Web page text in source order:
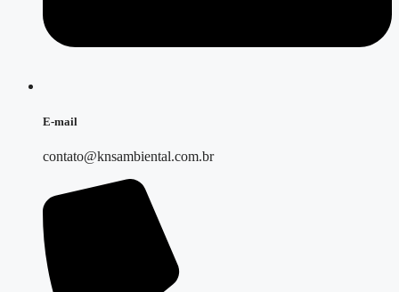
E-mail
contato@knsambiental.com.br